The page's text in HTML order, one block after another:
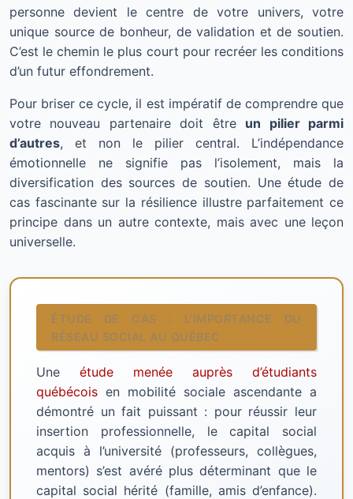
personne devient le centre de votre univers, votre
unique source de bonheur, de validation et de soutien.
C’est le chemin le plus court pour recréer les conditions
d’un futur effondrement.
Pour briser ce cycle, il est impératif de comprendre que
votre nouveau partenaire doit être un pilier parmi
d’autres, et non le pilier central. L’indépendance
émotionnelle ne signifie pas l’isolement, mais la
diversification des sources de soutien. Une étude de
cas fascinante sur la résilience illustre parfaitement ce
principe dans un autre contexte, mais avec une leçon
universelle.
ÉTUDE DE CAS : L’IMPORTANCE DU
RÉSEAU SOCIAL AU QUÉBEC
Une étude menée auprès d’étudiants
québécois en mobilité sociale ascendante a
démontré un fait puissant : pour réussir leur
insertion professionnelle, le capital social
acquis à l’université (professeurs, collègues,
mentors) s’est avéré plus déterminant que le
capital social hérité (famille, amis d’enfance).